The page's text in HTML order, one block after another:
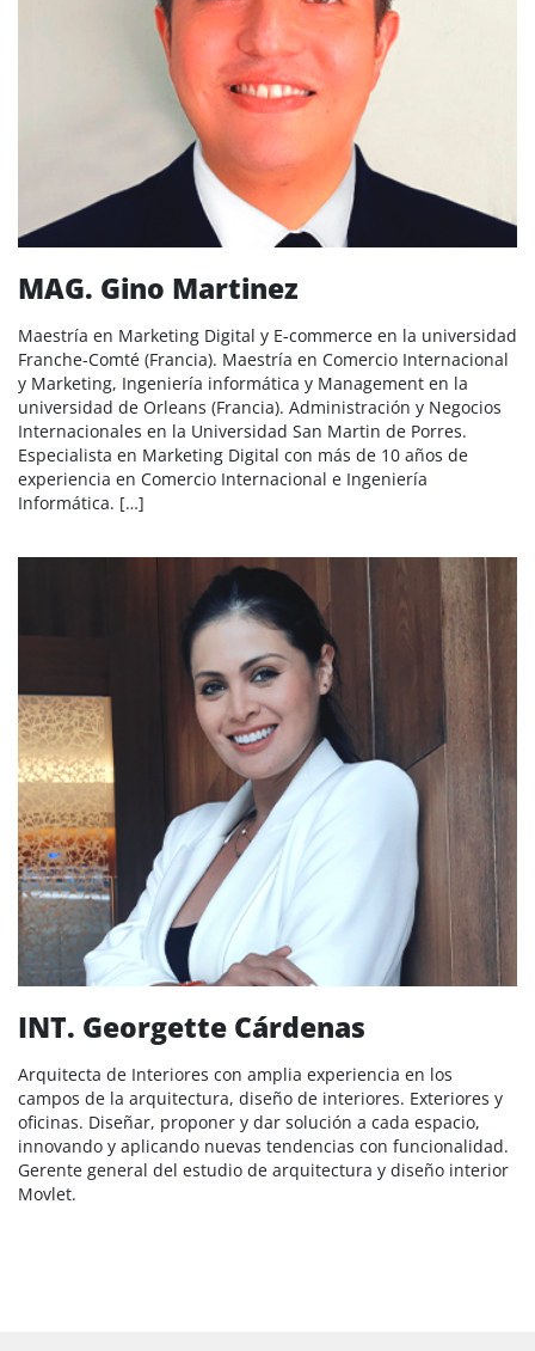
MAG. Gino Martinez
Maestría en Marketing Digital y E-commerce en la universidad
Franche-Comté (Francia). Maestría en Comercio Internacional
y Marketing, Ingeniería informática y Management en la
universidad de Orleans (Francia). Administración y Negocios
Internacionales en la Universidad San Martin de Porres.
Especialista en Marketing Digital con más de 10 años de
experiencia en Comercio Internacional e Ingeniería
Informática. […]
INT. Georgette Cárdenas
Arquitecta de Interiores con amplia experiencia en los
campos de la arquitectura, diseño de interiores. Exteriores y
oficinas. Diseñar, proponer y dar solución a cada espacio,
innovando y aplicando nuevas tendencias con funcionalidad.
Gerente general del estudio de arquitectura y diseño interior
Movlet.